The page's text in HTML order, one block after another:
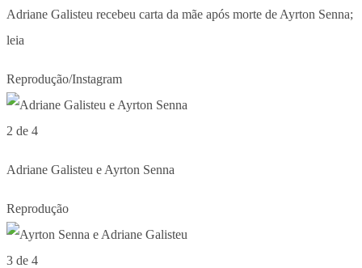
Adriane Galisteu recebeu carta da mãe após morte de Ayrton Senna;
leia
Reprodução/Instagram
2 de 4
Adriane Galisteu e Ayrton Senna
Reprodução
3 de 4